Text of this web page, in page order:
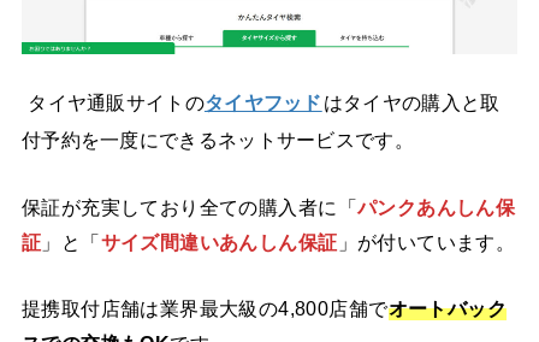
タイヤ通販サイトのタイヤフッド はタイヤの購入と取
付予約を一度にできるネットサービスです。
保証が充実 しており全ての購入者に「パンクあんしん保
証 」と「サイズ間違いあんしん保証 」が付いています。
提携取付店舗は業界最大級の4,800店舗でオートバック